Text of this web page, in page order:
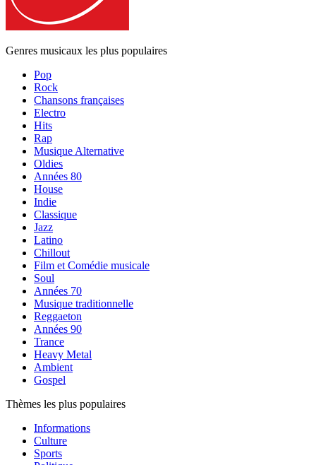
Genres musicaux les plus populaires
Pop
Rock
Chansons françaises
Electro
Hits
Rap
Musique Alternative
Oldies
Années 80
House
Indie
Classique
Jazz
Latino
Chillout
Film et Comédie musicale
Soul
Années 70
Musique traditionnelle
Reggaeton
Années 90
Trance
Heavy Metal
Ambient
Gospel
Thèmes les plus populaires
Informations
Culture
Sports